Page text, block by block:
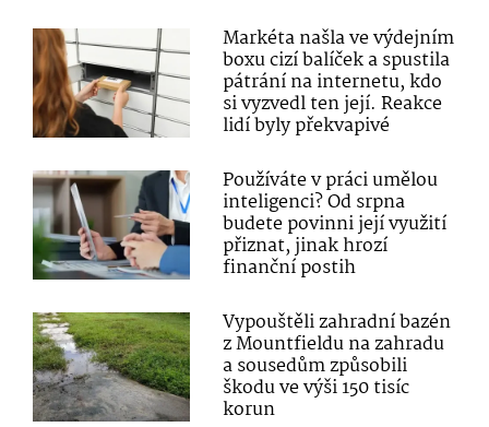
Markéta našla ve výdejním
boxu cizí balíček a spustila
pátrání na internetu, kdo
si vyzvedl ten její. Reakce
lidí byly překvapivé
Používáte v práci umělou
inteligenci? Od srpna
budete povinni její využití
přiznat, jinak hrozí
finanční postih
Vypouštěli zahradní bazén
z Mountfieldu na zahradu
a sousedům způsobili
škodu ve výši 150 tisíc
korun